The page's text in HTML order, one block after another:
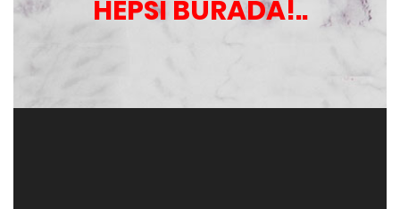
HEPSİ BURADA!..